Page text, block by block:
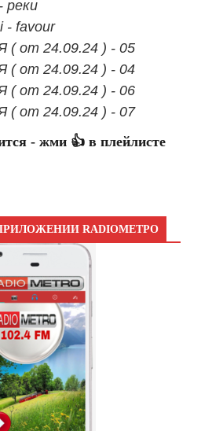
реки
- favour
( от 24.09.24 ) - 05
( от 24.09.24 ) - 04
( от 24.09.24 ) - 06
( от 24.09.24 ) - 07
- жми 👍 в плейлисте
RADIOМЕТРО